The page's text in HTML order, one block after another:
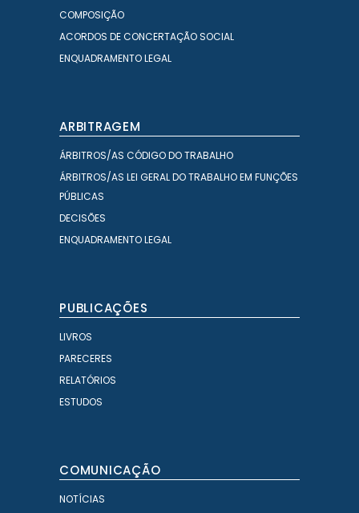
COMPOSIÇÃO
ACORDOS DE CONCERTAÇÃO SOCIAL
ENQUADRAMENTO LEGAL
ARBITRAGEM
ÁRBITROS/AS CÓDIGO DO TRABALHO
ÁRBITROS/AS LEI GERAL DO TRABALHO EM FUNÇÕES
PÚBLICAS
DECISÕES
ENQUADRAMENTO LEGAL
PUBLICAÇÕES
LIVROS
PARECERES
RELATÓRIOS
ESTUDOS
COMUNICAÇÃO
NOTÍCIAS